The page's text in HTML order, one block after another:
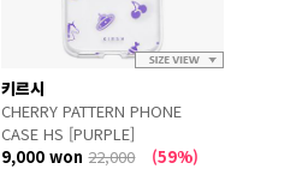
키르시
CHERRY PATTERN PHONE
CASE HS [PURPLE]
9,000 won22,000 (59%)